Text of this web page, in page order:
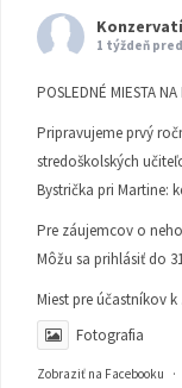
1 týždeň pred
POSLEDNÉ MIESTA
Pripravujeme prvý
stredoškolských
Bystrička pri Martine:
Pre záujemcov o
Môžu sa prihlásiť do
Miest pre účastníkov k
Fotografia
Zobraziť na Facebooku ·